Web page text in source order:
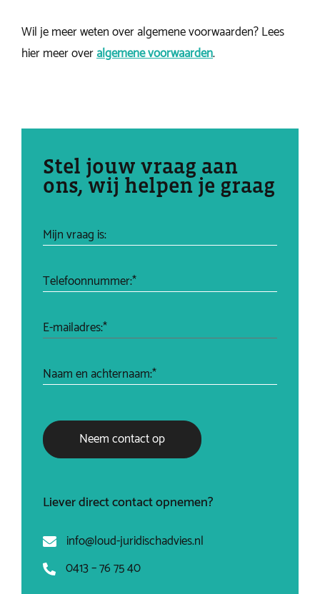
Wil je meer weten over algemene voorwaarden? Lees
hier meer overalgemene voorwaarden.
Stel jouw vraag aan
ons, wij helpen je graag
Mijn vraag is:
Telefoonnummer:*
E-mailadres:*
Naam en achternaam:*
Neem contact op
Liever direct contact opnemen?
info@loud-juridischadvies.nl
0413 – 76 75 40